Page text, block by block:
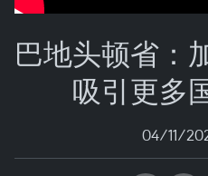
巴地头顿省：
吸引更多
04/11/